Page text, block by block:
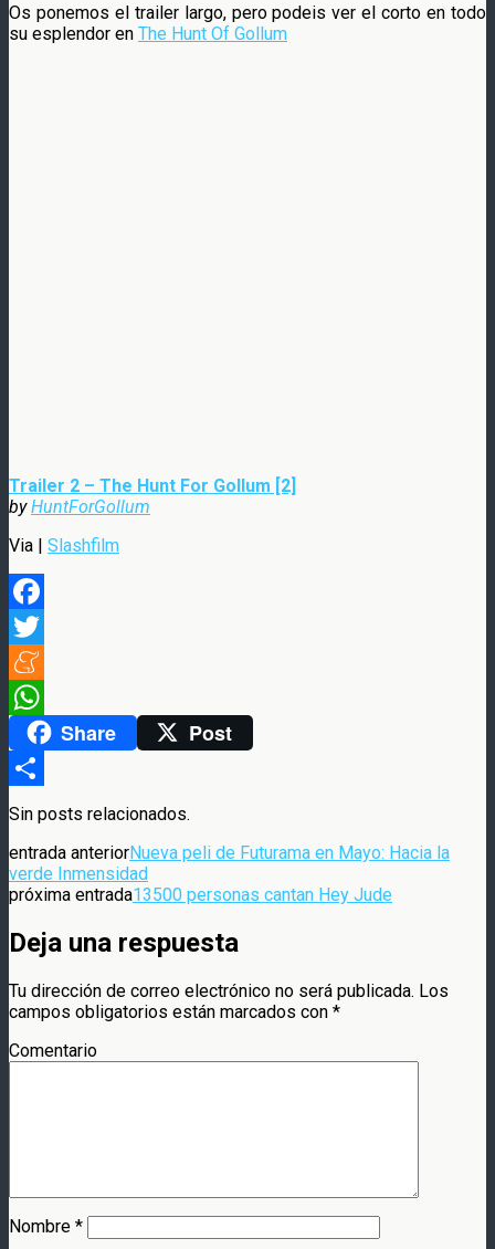
Os ponemos el trailer largo, pero podeis ver el corto en todo
su esplendor en The Hunt Of Gollum
Trailer 2 – The Hunt For Gollum [2]
byHuntForGollum
Via | Slashfilm
Facebook
Twitter
Meneame
WhatsAppShare Post
Compartir
Sin posts relacionados.
entrada anteriorNueva peli de Futurama en Mayo: Hacia la
verde Inmensidad
próxima entrada13500 personas cantan Hey Jude
Deja una respuesta
Tu dirección de correo electrónico no será publicada. Los
campos obligatorios están marcados con *
Comentario
Nombre *